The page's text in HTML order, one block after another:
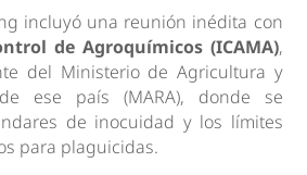
incluyó una reunión inédita con
de Agroquímicos (ICAMA),
del Ministerio de Agricultura y
ese país (MARA), donde se
de inocuidad y los límites
para plaguicidas.